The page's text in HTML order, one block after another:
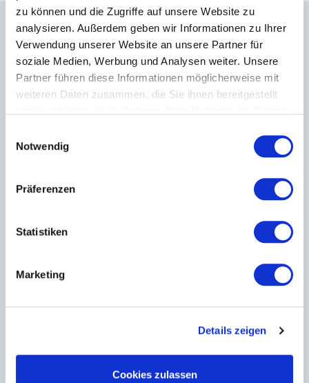
zu können und die Zugriffe auf unsere Website zu
analysieren. Außerdem geben wir Informationen zu Ihrer
Verwendung unserer Website an unsere Partner für
soziale Medien, Werbung und Analysen weiter. Unsere
Partner führen diese Informationen möglicherweise mit
weiteren Daten zusammen, die Sie ihnen bereitgestellt
Notwendig
Präferenzen
Statistiken
Marketing
Details zeigen
Cookies zulassen
WIR HABEN ANDERE PRODUKTE GEFUNDEN, DIE IHNEN
GEFALLEN KÖNNTEN!
*) inkl. gesetzl. MwSt. zzgl.
verchromt, 55-75cm
*) inkl. gesetzl. MwSt. zzgl.